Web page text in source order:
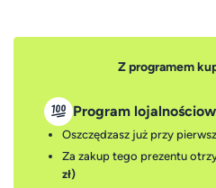
Z programem
Program
Oszczędzasz już przy
Za zakup tego prezentu
zł)